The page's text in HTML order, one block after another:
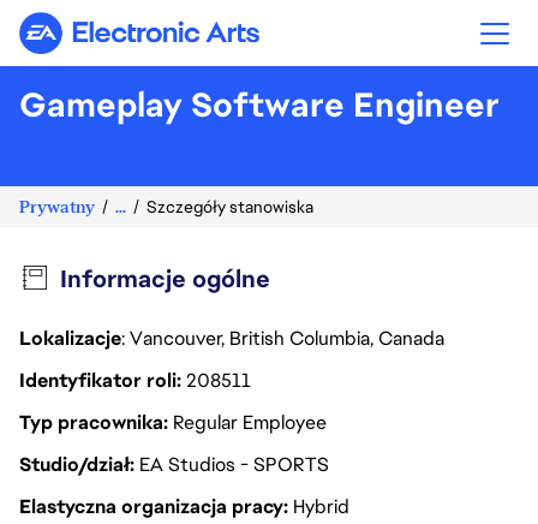
Electronic Arts
Gameplay Software Engineer
Prywatny ... Szczegóły stanowiska
Informacje ogólne
Lokalizacje: Vancouver, British Columbia, Canada
Identyfikator roli208511
Typ pracownika Regular Employee
Studio/dział EA Studios - SPORTS
Elastyczna organizacja pracy Hybrid